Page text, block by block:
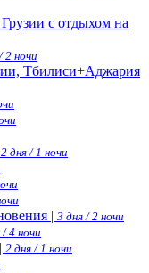
с отдыхом на
2 ночи
Тбилиси+Аджария
2 дня / 1 ночи
| 3 дня / 2 ночи
/ 4 ночи
2 дня / 1 ночи